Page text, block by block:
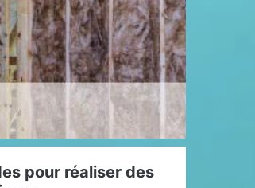
pour réaliser des